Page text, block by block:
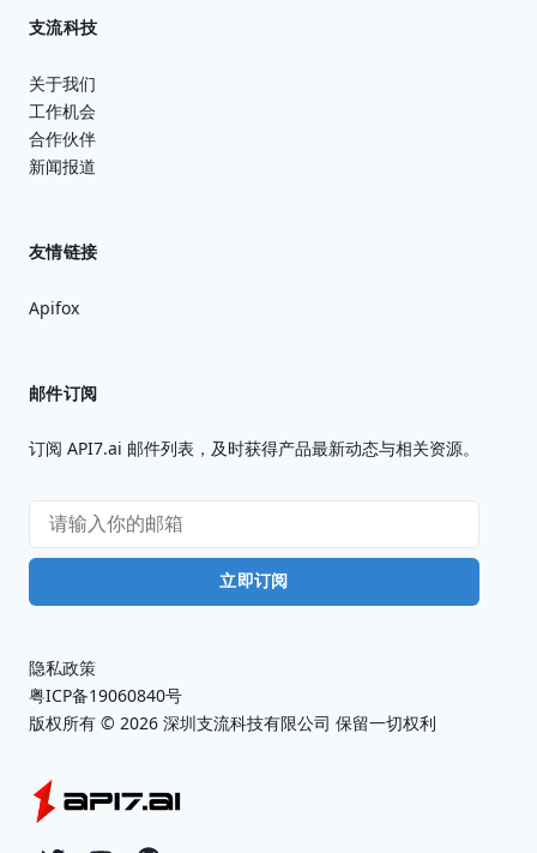
支流科技
关于我们
工作机会
合作伙伴
新闻报道
友情链接
Apifox
邮件订阅
订阅 API7.ai 邮件列表，及时获得产品最新动态与相关资源。
立即订阅
隐私政策
粤ICP备19060840号
版权所有 © 2026 深圳支流科技有限公司 保留一切权利